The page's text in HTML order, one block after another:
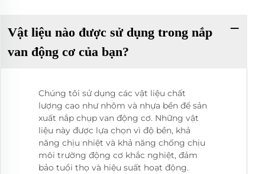
Vật liệu nào được sử dụng trong nắp
van động cơ của bạn?
Chúng tôi sử dụng các vật liệu chất
lượng cao như nhôm và nhựa bền để sản
xuất nắp chụp van động cơ. Những vật
liệu này được lựa chọn vì độ bền, khả
năng chịu nhiệt và khả năng chống chịu
môi trường động cơ khắc nghiệt, đảm
bảo tuổi thọ và hiệu suất hoạt động.